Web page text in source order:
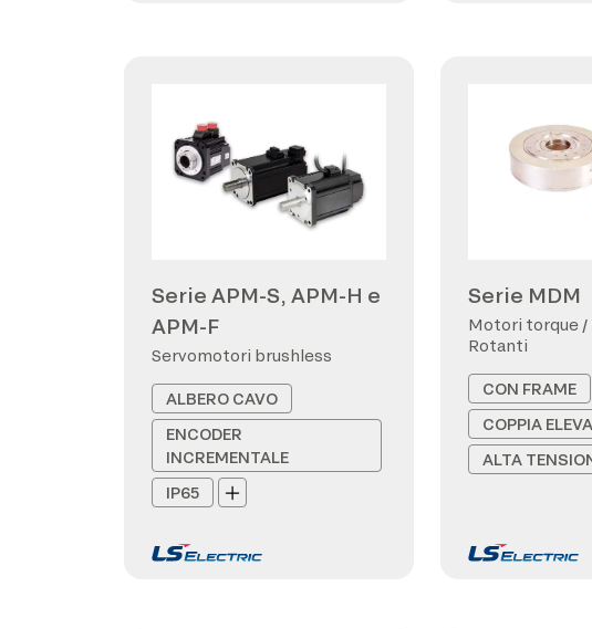
Serie APM-S, APM-H e
APM-F
Servomotori brushless
ALBERO CAVO
ENCODER
INCREMENTALE
IP65
Serie MDM
Motori torque /
Rotanti
CON FRAME
COPPIA
ALTA